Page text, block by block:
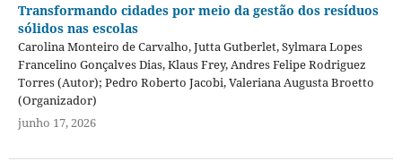
Transformando cidades por meio da gestão dos resíduos
sólidos nas escolas
Carolina Monteiro de Carvalho, Jutta Gutberlet, Sylmara Lopes
Francelino Gonçalves Dias, Klaus Frey, Andres Felipe Rodriguez
Torres (Autor); Pedro Roberto Jacobi, Valeriana Augusta Broetto
(Organizador)
junho 17, 2026